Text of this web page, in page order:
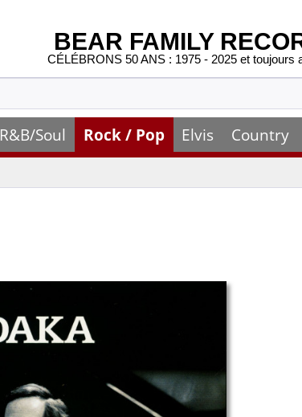
BEAR FAMILY
CÉLÉBRONS 50 ANS : 1975 - 2025 et toujours
R&B/Soul Rock / Pop Elvis Country